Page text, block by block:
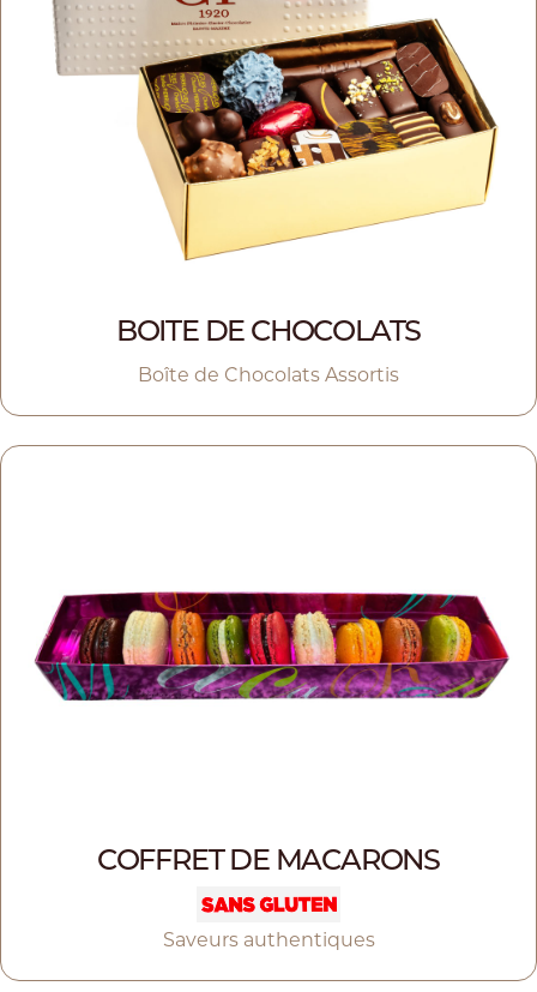
BOITE DE CHOCOLATS
Boîte de Chocolats Assortis
COFFRET DE MACARONS
Saveurs authentiques